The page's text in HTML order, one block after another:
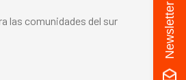
las comunidades del sur
Newsletter